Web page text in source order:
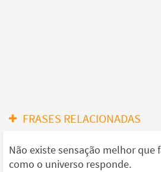
FRASES RELACIONADAS
Não existe sensação melhor que
como o universo responde.